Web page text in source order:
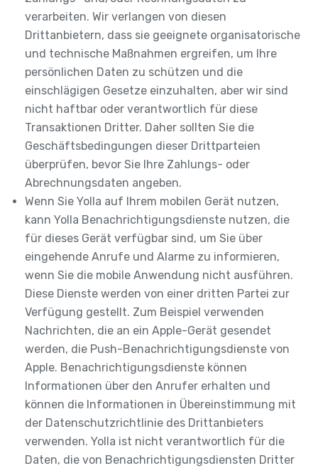
verarbeiten. Wir verlangen von diesen
Drittanbietern, dass sie geeignete organisatorische
und technische Maßnahmen ergreifen, um Ihre
persönlichen Daten zu schützen und die
einschlägigen Gesetze einzuhalten, aber wir sind
nicht haftbar oder verantwortlich für diese
Transaktionen Dritter. Daher sollten Sie die
Geschäftsbedingungen dieser Drittparteien
überprüfen, bevor Sie Ihre Zahlungs- oder
Abrechnungsdaten angeben.
Wenn Sie Yolla auf Ihrem mobilen Gerät nutzen,
kann Yolla Benachrichtigungsdienste nutzen, die
für dieses Gerät verfügbar sind, um Sie über
eingehende Anrufe und Alarme zu informieren,
wenn Sie die mobile Anwendung nicht ausführen.
Diese Dienste werden von einer dritten Partei zur
Verfügung gestellt. Zum Beispiel verwenden
Nachrichten, die an ein Apple-Gerät gesendet
werden, die Push-Benachrichtigungsdienste von
Apple. Benachrichtigungsdienste können
Informationen über den Anrufer erhalten und
können die Informationen in Übereinstimmung mit
der Datenschutzrichtlinie des Drittanbieters
verwenden. Yolla ist nicht verantwortlich für die
Daten, die von Benachrichtigungsdiensten Dritter